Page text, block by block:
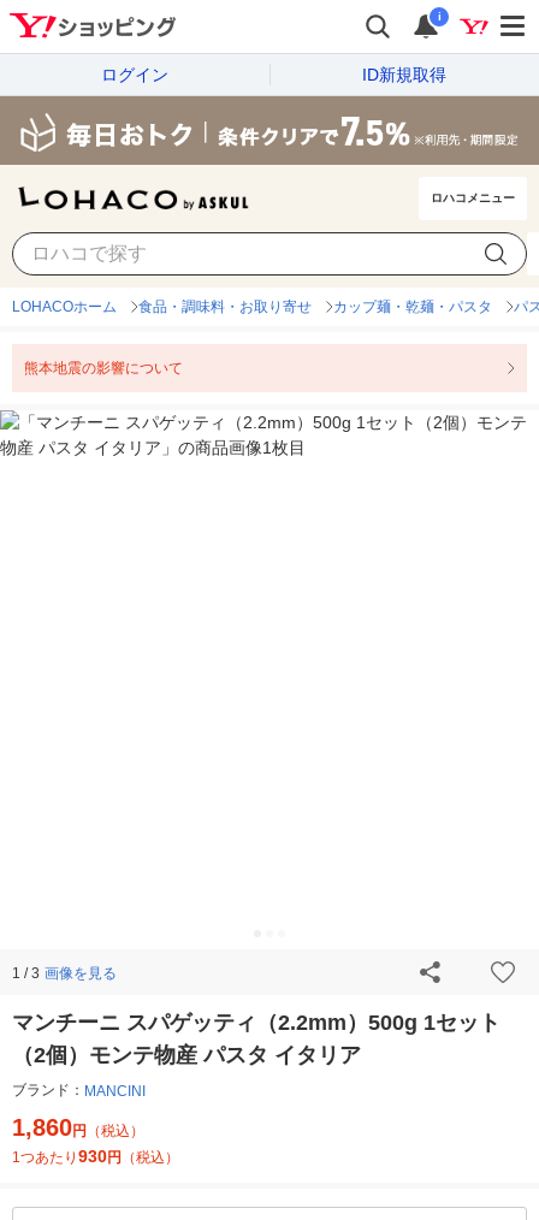
i
ログイン ID新規取得
ロハコメニュー
LOHACOホーム 食品・調味料・お取り寄せ カップ麺・乾麺・パスタ パ
熊本地震の影響について
1 / 3 画像を見る
マンチーニ スパゲッティ（2.2mm）500g 1セット
（2個）モンテ物産 パスタ イタリア
ブランド： MANCINI
1,860円
（税込）
1つあたり 930円 （税込）